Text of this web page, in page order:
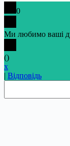
0
Ми любимо ваші
()
x
| Відповідь